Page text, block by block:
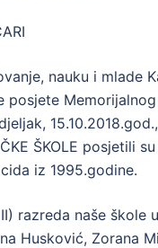
nauku i mlade
posjete
ŠKOLE posjetili
iz 1995.godine.
razreda naše
Husković, Zorana